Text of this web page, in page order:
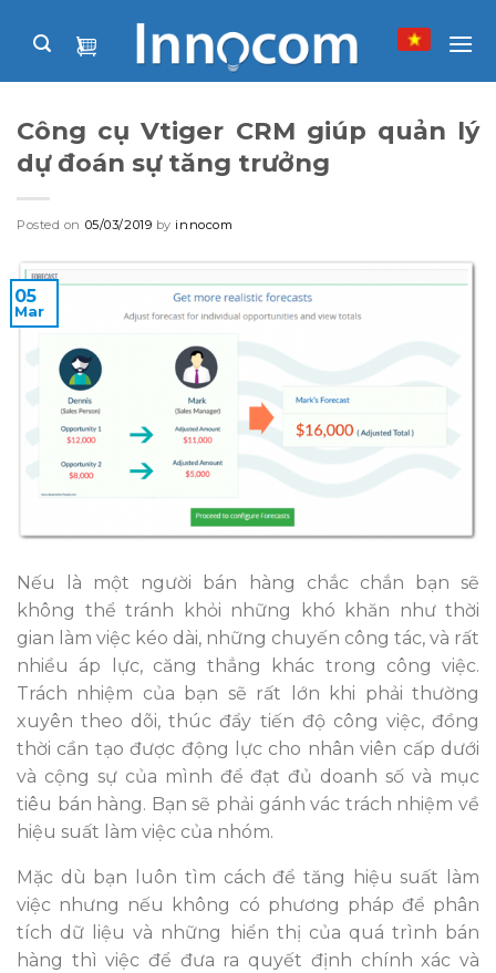
Công cụ Vtiger CRM giúp quản lý
dự đoán sự tăng trưởng
Posted on 05/03/2019 by innocom
05
Mar
Nếu là một người bán hàng chắc chắn bạn sẽ
không thể tránh khỏi những khó khăn như thời
gian làm việc kéo dài, những chuyến công tác, và rất
nhiều áp lực, căng thẳng khác trong công việc.
Trách nhiệm của bạn sẽ rất lớn khi phải thường
xuyên theo dõi, thúc đẩy tiến độ công việc, đồng
thời cần tạo được động lực cho nhân viên cấp dưới
và cộng sự của mình để đạt đủ doanh số và mục
tiêu bán hàng. Bạn sẽ phải gánh vác trách nhiệm về
hiệu suất làm việc của nhóm.
Mặc dù bạn luôn tìm cách để tăng hiệu suất làm
việc nhưng nếu không có phương pháp để phân
tích dữ liệu và những hiển thị của quá trình bán
hàng thì việc để đưa ra quyết định chính xác và